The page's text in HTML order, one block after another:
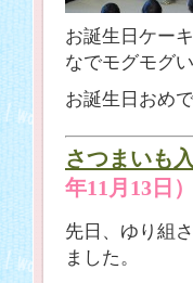
お誕生日ケー
なでモグモグ
お誕生日おめ
さつまいも
年11月13日）
先日、ゆり組
ました。